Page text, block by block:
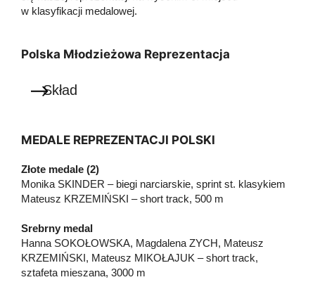
w klasyfikacji medalowej.
Polska Młodzieżowa Reprezentacja
Skład
MEDALE REPREZENTACJI POLSKI
Złote medale (2)
Monika SKINDER – biegi narciarskie, sprint st. klasykiem
Mateusz KRZEMIŃSKI – short track, 500 m
Srebrny medal
Hanna SOKOŁOWSKA, Magdalena ZYCH, Mateusz
KRZEMIŃSKI, Mateusz MIKOŁAJUK – short track,
sztafeta mieszana, 3000 m